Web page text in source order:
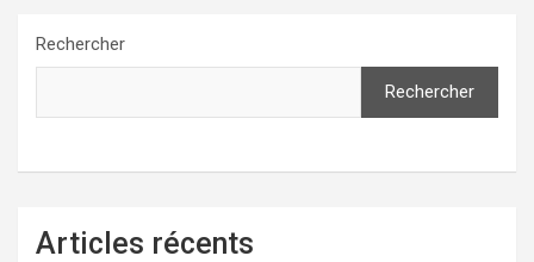
Rechercher
Rechercher
Articles récents